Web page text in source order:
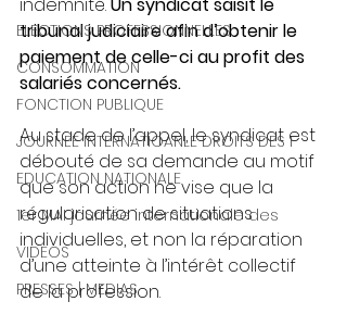
ELECTIONS PROFESSIONNELLES
CONSOMMATION
FONCTION PUBLIQUE
JOURNEE INTERNATIOANLE DROITS DES F
EDUCATION NATIONALE
1er MAI journée internationale des
VIDEOS
PRESSES | MEDIAS
indemnité. Un syndicat saisit le
tribunal judiciaire afin d’obtenir le
paiement de celle-ci au profit des
salariés concernés.
Au stade de l’appel, le syndicat est
débouté de sa demande au motif
que son action ne vise que la
régularisation de situations
individuelles, et non la réparation
d’une atteinte à l’intérêt collectif
de la profession.